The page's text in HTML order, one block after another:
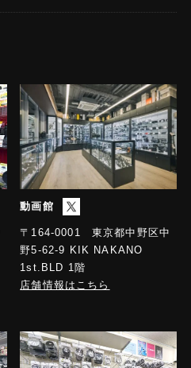
動画館
〒164-0001 東京都中野区中
野5-62-9 KIK NAKANO
1st.BLD 1階
店舗情報はこちら